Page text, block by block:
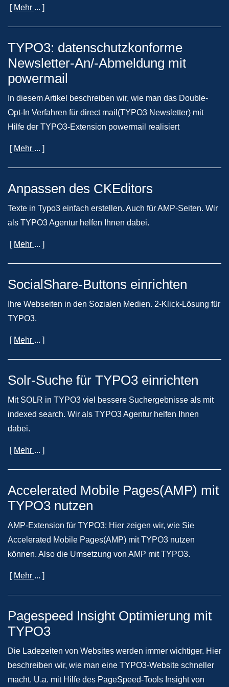
[ Mehr ... ]
TYPO3: datenschutzkonforme
Newsletter-An/-Abmeldung mit
powermail
In diesem Artikel beschreiben wir, wie man das Double-
Opt-In Verfahren für direct mail(TYPO3 Newsletter) mit
Hilfe der TYPO3-Extension powermail realisiert
[ Mehr ... ]
Anpassen des CKEditors
Texte in Typo3 einfach erstellen. Auch für AMP-Seiten. Wir
als TYPO3 Agentur helfen Ihnen dabei.
[ Mehr ... ]
SocialShare-Buttons einrichten
Ihre Webseiten in den Sozialen Medien. 2-Klick-Lösung für
TYPO3.
[ Mehr ... ]
Solr-Suche für TYPO3 einrichten
Mit SOLR in TYPO3 viel bessere Suchergebnisse als mit
indexed search. Wir als TYPO3 Agentur helfen Ihnen
dabei.
[ Mehr ... ]
Accelerated Mobile Pages(AMP) mit
TYPO3 nutzen
AMP-Extension für TYPO3: Hier zeigen wir, wie Sie
Accelerated Mobile Pages(AMP) mit TYPO3 nutzen
können. Also die Umsetzung von AMP mit TYPO3.
[ Mehr ... ]
Pagespeed Insight Optimierung mit
TYPO3
Die Ladezeiten von Websites werden immer wichtiger. Hier
beschreiben wir, wie man eine TYPO3-Website schneller
macht. U.a. mit Hilfe des PageSpeed-Tools Insight von